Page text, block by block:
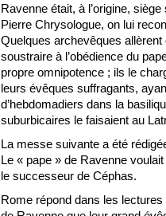
Ravenne était, à l’origine,
Pierre Chrysologue, on lui
Quelques archevêques
soustraire à l’obédience du
propre omnipotence ; ils le
leurs évêques suffragants,
d’hebdomadiers dans la
suburbicaires le faisaient au
La messe suivante a été
Le « pape » de Ravenne
le successeur de Céphas.
Rome répond dans les